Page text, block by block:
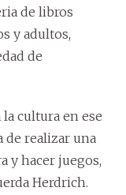
de libros
y adultos,
de
cultura en ese
de realizar una
y hacer juegos,
Herdrich.